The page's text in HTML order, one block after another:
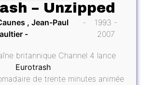
– Unzipped
, Jean-Paul
1993 -
2007
britannique Channel 4 lance
Eurotrash
de trente minutes animée